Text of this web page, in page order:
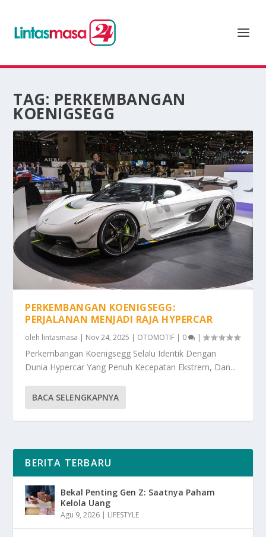
TAG: PERKEMBANGAN
KOENIGSEGG
PERKEMBANGAN KOENIGSEGG:
PERJALANAN MENJADI RAJA HYPERCAR
oleh lintasmasa | Nov 24, 2025 | OTOMOTIF | 0 |
Perkembangan Koenigsegg Selalu Identik Dengan
Dunia Hypercar Yang Penuh Kecepatan Ekstrem, Dan...
BACA SELENGKAPNYA
BERITA TERBARU
Bekal Penting Gen Z: Saatnya Paham
Kelola Uang
Agu 9, 2026 | LIFESTYLE